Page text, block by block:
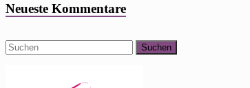
Neueste Kommentare